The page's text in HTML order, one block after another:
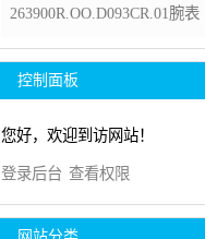
263900R.OO.D093CR.01腕表
控制面板
您好，欢迎到访网站！
登录后台 查看权限